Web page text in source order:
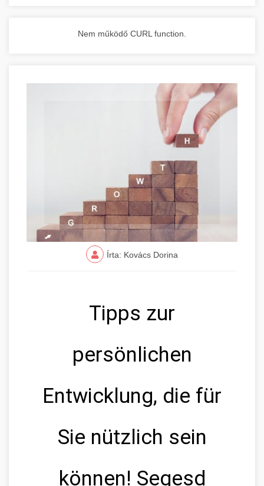
Nem működő CURL function.
Írta: Kovács Dorina
Tipps zur
persönlichen
Entwicklung, die für
Sie nützlich sein
können! Segesd